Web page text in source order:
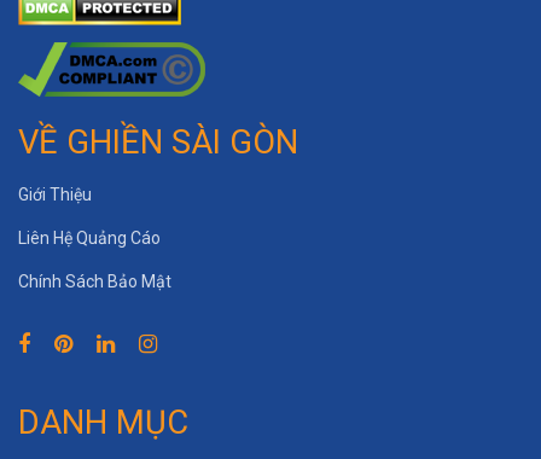
VỀ GHIỀN SÀI GÒN
Giới Thiệu
Liên Hệ Quảng Cáo
Chính Sách Bảo Mật
DANH MỤC